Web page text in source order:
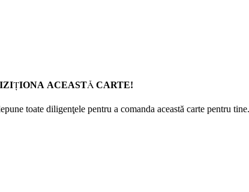
ACEASTĂ CARTE!
toate diligenţele pentru a comanda această carte pentru